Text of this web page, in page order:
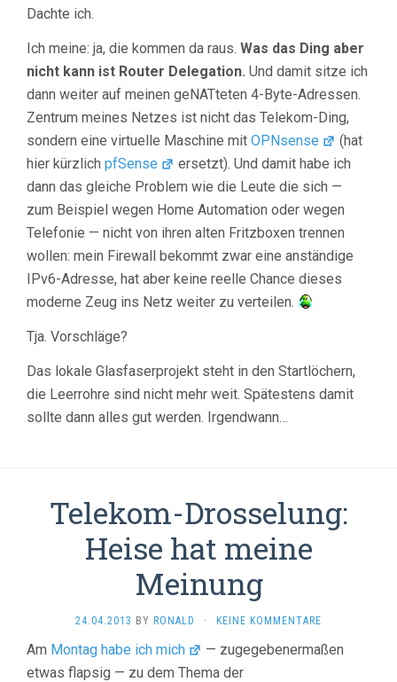
Dachte ich.
Ich meine: ja, die kommen da raus. Was das Ding aber
nicht kann ist Router Delegation. Und damit sitze ich
dann weiter auf meinen geNATteten 4-Byte-Adressen.
Zentrum meines Netzes ist nicht das Telekom-Ding,
sondern eine virtuelle Maschine mit OPNsense
(hat
hier kürzlich pfSense
ersetzt). Und damit habe ich
dann das gleiche Problem wie die Leute die sich —
zum Beispiel wegen Home Automation oder wegen
Telefonie — nicht von ihren alten Fritzboxen trennen
wollen: mein Firewall bekommt zwar eine anständige
IPv6-Adresse, hat aber keine reelle Chance dieses
moderne Zeug ins Netz weiter zu verteilen.
Tja. Vorschläge?
Das lokale Glasfaserprojekt steht in den Startlöchern,
die Leerrohre sind nicht mehr weit. Spätestens damit
sollte dann alles gut werden. Irgendwann…
Telekom-Drosselung:
Heise hat meine
Meinung
24.04.2013 BY RONALD · KEINE KOMMENTARE
Am Montag habe ich mich
— zugegebenermaßen
etwas flapsig — zu dem Thema der